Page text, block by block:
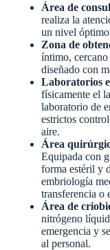
Área de
realiza la
un nivel
Zona de
íntimo,
diseñado con
Laboratorios
físicamente el
laboratorio de
estrictos
aire.
Área
Equipada con
forma estéril y
embriología
transferencia o
Área de
nitrógeno
emergencia y
al personal.